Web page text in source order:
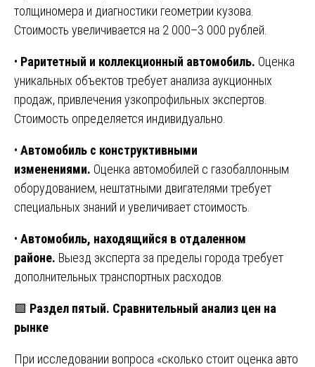
толщиномера и диагностики геометрии кузова.
Стоимость увеличивается на 2 000–3 000 рублей.
• Раритетный и коллекционный автомобиль. Оценка
уникальных объектов требует анализа аукционных
продаж, привлечения узкопрофильных экспертов.
Стоимость определяется индивидуально.
• Автомобиль с конструктивными
изменениями. Оценка автомобилей с газобаллонным
оборудованием, нештатными двигателями требует
специальных знаний и увеличивает стоимость.
• Автомобиль, находящийся в отдаленном
районе. Выезд эксперта за пределы города требует
дополнительных транспортных расходов.
🟩 Раздел пятый. Сравнительный анализ цен на
рынке
При исследовании вопроса «сколько стоит оценка авто